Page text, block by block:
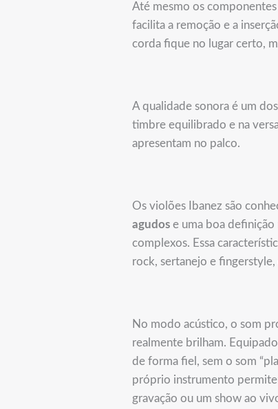
Até mesmo os
facilita a remoção e a
corda fique no lugar certo,
A qualidade sonora é um
timbre equilibrado e na
apresentam no palco.
Os violões Ibanez são
agudos e uma boa definição
complexos. Essa
rock, sertanejo e fingerstyle,
No modo acústico, o som
realmente brilham.
de forma fiel, sem o som
próprio instrumento
gravação ou um show ao